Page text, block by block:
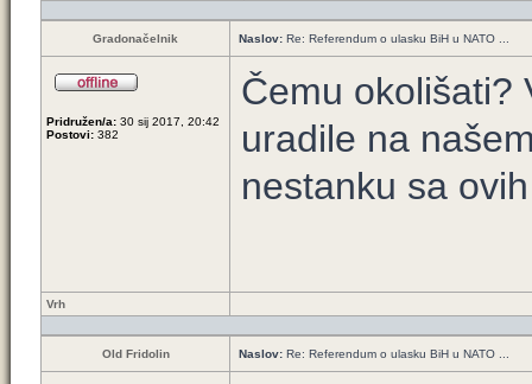
Gradonačelnik Naslov: Re: Referendum o ulasku BiH u NATO ...
Pridružen/a: 30 sij 2017, 20:42
Postovi: 382
Čemu okolišati?
uradile na
nestanku sa
Vrh
Old Fridolin Naslov: Re: Referendum o ulasku BiH u NATO ...